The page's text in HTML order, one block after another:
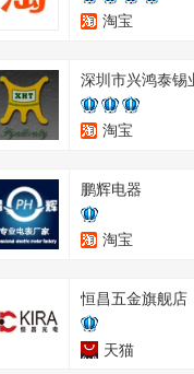
淘宝
深圳市兴鸿泰锡
淘宝
鹏辉电器
淘宝
恒昌五金旗舰店
天猫